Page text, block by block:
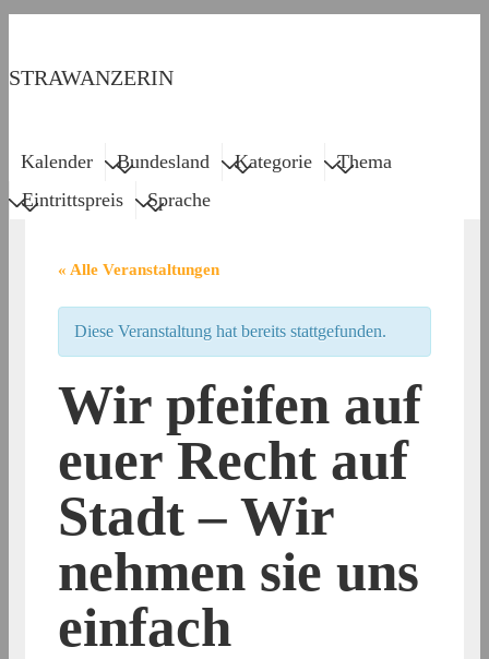
Inhalt
STRAWANZERIN
Main
Kalender Bundesland Kategorie
Thema
Eintrittspreis
Sprache
« Alle Veranstaltungen
Diese Veranstaltung hat bereits stattgefunden.
Wir pfeifen auf
euer Recht auf
Stadt – Wir
nehmen sie uns
einfach